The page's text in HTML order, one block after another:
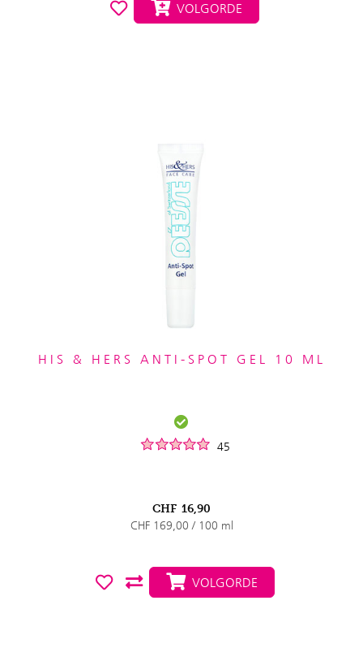
VOLGORDE
HIS & HERS ANTI-SPOT GEL 10 ML
45
CHF 16,90
CHF 169,00 / 100 ml
VOLGORDE